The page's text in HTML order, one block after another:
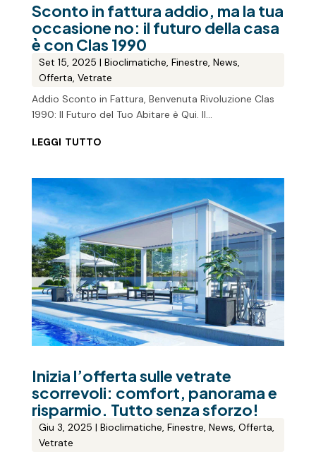
Sconto in fattura addio, ma la tua
occasione no: il futuro della casa
è con Clas 1990
Set 15, 2025 | Bioclimatiche, Finestre, News,
Offerta, Vetrate
Addio Sconto in Fattura, Benvenuta Rivoluzione Clas
1990: Il Futuro del Tuo Abitare è Qui. Il...
leggi tutto
Inizia l’offerta sulle vetrate
scorrevoli: comfort, panorama e
risparmio. Tutto senza sforzo!
Giu 3, 2025 | Bioclimatiche, Finestre, News, Offerta,
Vetrate